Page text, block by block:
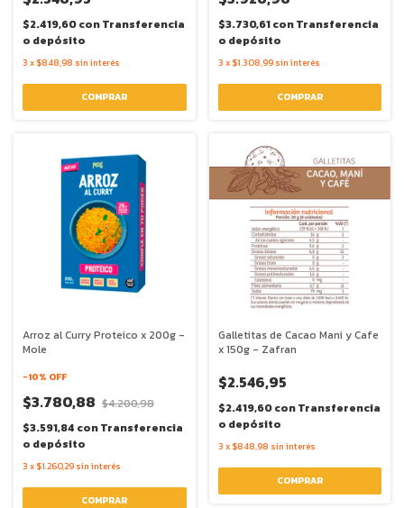
$2.419,60conTransferencia
o depósito
3 x $848,98 sin interés
$3.730,61conTransferencia
o depósito
3 x $1.308,99 sin interés
Arroz al Curry Proteico x 200g -
Mole
-10% OFF
$3.780,88 $4.200,98
$3.591,84 conTransferencia
o depósito
3 x $1.260,29 sin interés
Galletitas de Cacao Mani y Cafe
x 150g - Zafran
$2.546,95
$2.419,60conTransferencia
o depósito
3 x $848,98 sin interés